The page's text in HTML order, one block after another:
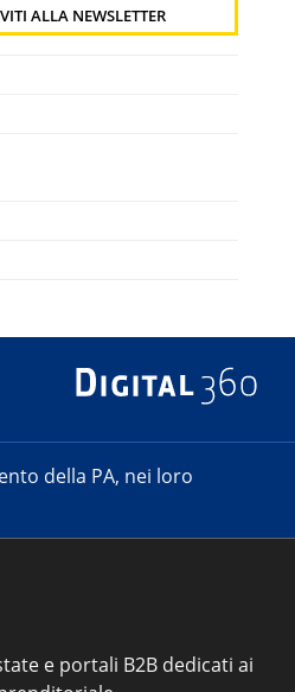
della PA, nei loro
e portali B2B dedicati ai